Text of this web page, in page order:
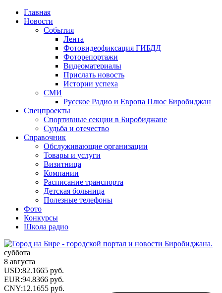
Главная
Новости
События
Лента
Фотовидеофиксация ГИБДД
Фоторепортажи
Видеоматериалы
Прислать новость
Истории успеха
СМИ
Русское Радио и Европа Плюс Биробиджан
Спецпроекты
Спортивные секции в Биробиджане
Судьба и отечество
Справочник
Обслуживающие организации
Товары и услуги
Визитница
Компании
Расписание транспорта
Детская больница
Полезные телефоны
Фото
Конкурсы
Школа радио
суббота
8 августа
USD:82.1665 руб.
EUR:94.8366 руб.
CNY:12.1655 руб.